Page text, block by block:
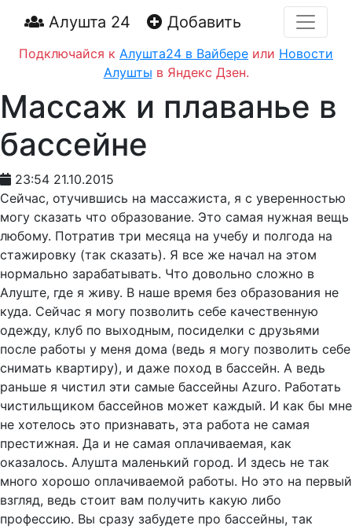
Алушта 24 Добавить
Подключайся к Алушта24 в Вайбере или Новости
Алушты в Яндекс Дзен.
Массаж и плаванье в
бассейне
23:54 21.10.2015
Сейчас, отучившись на массажиста, я с уверенностью
могу сказать что образование. Это самая нужная вещь
любому. Потратив три месяца на учебу и полгода на
стажировку (так сказать). Я все же начал на этом
нормально зарабатывать. Что довольно сложно в
Алуште, где я живу. В наше время без образования не
куда. Сейчас я могу позволить себе качественную
одежду, клуб по выходным, посиделки с друзьями
после работы у меня дома (ведь я могу позволить себе
снимать квартиру), и даже поход в бассейн. А ведь
раньше я чистил эти самые бассейны Azuro. Работать
чистильщиком бассейнов может каждый. И как бы мне
не хотелось это признавать, эта работа не самая
престижная. Да и не самая оплачиваемая, как
оказалось. Алушта маленький город. И здесь не так
много хорошо оплачиваемой работы. Но это на первый
взгляд, ведь стоит вам получить какую либо
профессию. Вы сразу забудете про бассейны, так